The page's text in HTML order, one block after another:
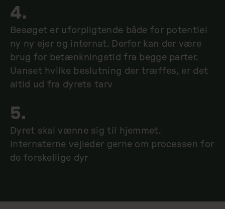
4.
Besøget er uforpligtende både for potentiel
ny ny ejer og internat. Derfor kan der være
brug for betænkningstid fra begge parter.
Uanset hvilke beslutning der træffes, er det
altid ud fra dyrets tarv
5.
Dyret skal vænne sig til hjemmet.
Internaterne vejleder gerne om processen for
de forskellige dyr